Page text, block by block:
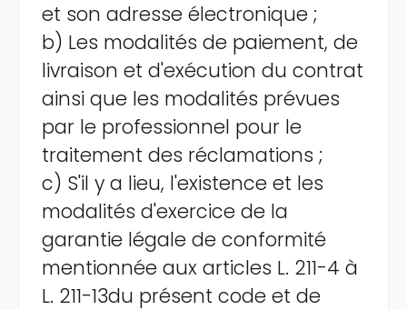
et son adresse électronique ;
b) Les modalités de paiement, de
livraison et d'exécution du contrat
ainsi que les modalités prévues
par le professionnel pour le
traitement des réclamations ;
c) S'il y a lieu, l'existence et les
modalités d'exercice de la
garantie légale de conformité
mentionnée aux articles L. 211-4 à
L. 211-13du présent code et de